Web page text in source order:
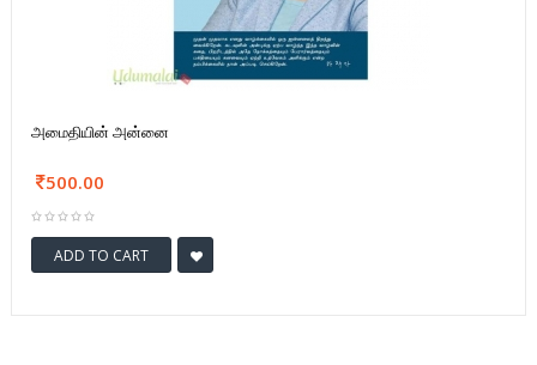
அமைதியின் அன்னை
500.00
ADD TO CART